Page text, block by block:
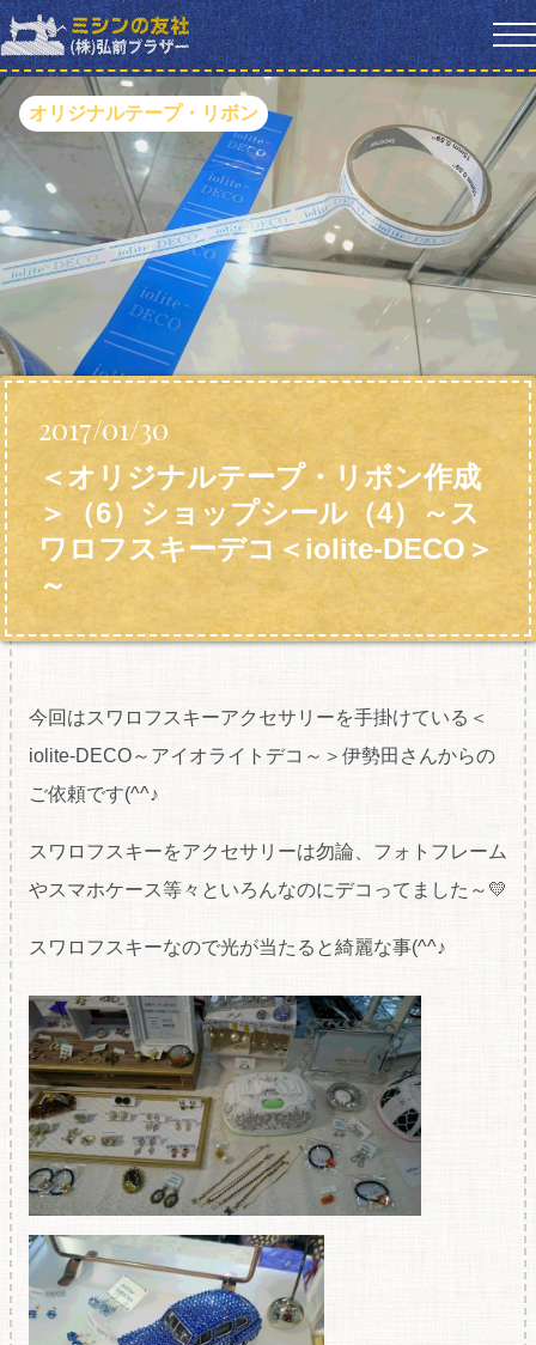
オリジナルテープ・リボン
2017/01/30
＜オリジナルテープ・リボン作成
＞（6）ショップシール（4）～ス
ワロフスキーデコ＜iolite-DECO＞
～
今回はスワロフスキーアクセサリーを手掛けている＜
iolite-DECO～アイオライトデコ～＞伊勢田さんからの
ご依頼です(^^♪
スワロフスキーをアクセサリーは勿論、フォトフレーム
やスマホケース等々といろんなのにデコってました～💛
スワロフスキーなので光が当たると綺麗な事(^^♪